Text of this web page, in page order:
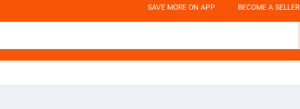
SAVE MORE ON APP BECOME A SELLER